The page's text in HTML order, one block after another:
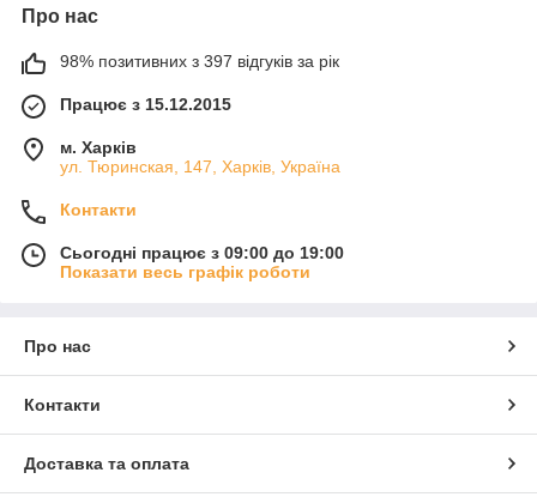
Про нас
98% позитивних з 397 відгуків за рік
Працює з 15.12.2015
м. Харків
ул. Тюринская, 147, Харків, Україна
Контакти
Сьогодні працює з 09:00 до 19:00
Показати весь графік роботи
Про нас
Контакти
Доставка та оплата